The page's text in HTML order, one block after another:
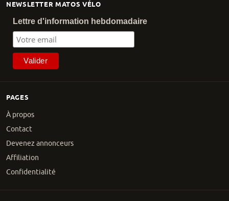
PAGES
À propos
Contact
Devenez annonceurs
Affiliation
Confidentialité
NEWSLETTER MATOS VÉLO
Lettre d'information hebdomadaire